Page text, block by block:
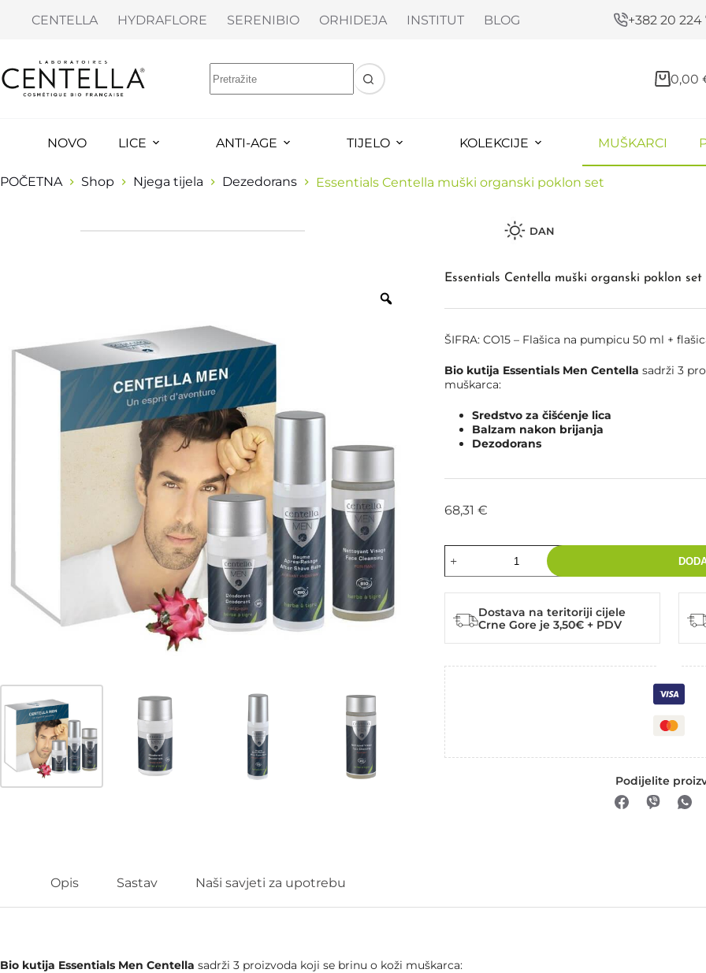
CENTELLA HYDRAFLORE SERENIBIO ORHIDEJA INSTITUT BLOG +382 20 224
0,00
NOVO LICE ANTI-AGE TIJELO KOLEKCIJE MUŠKARCI
POČETNA Shop Njega tijela Dezedorans Essentials Centella muški organski poklon set
DAN
Essentials Centella muški organski poklon set
ŠIFRA: CO15 – Flašica na pumpicu 50 ml +
Bio kutija Essentials Men Centella sadrži 3
muškarca:
Sredstvo za čišćenje lica
Balzam nakon brijanja
Dezodorans
68,31€
Dostava na teritoriji cijele
Crne Gore je 3,50€ + PDV
Podijelite
Opis Sastav Naši savjeti za upotrebu
Bio kutija Essentials Men Centella sadrži 3 proizvoda koji se brinu o koži muškarca: